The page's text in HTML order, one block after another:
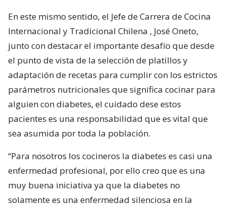
En este mismo sentido, el Jefe de Carrera de Cocina
Internacional y Tradicional Chilena , José Oneto,
junto con destacar el importante desafío que desde
el punto de vista de la selección de platillos y
adaptación de recetas para cumplir con los estrictos
parámetros nutricionales que significa cocinar para
alguien con diabetes, el cuidado dese estos
pacientes es una responsabilidad que es vital que
sea asumida por toda la población.
“Para nosotros los cocineros la diabetes es casi una
enfermedad profesional, por ello creo que es una
muy buena iniciativa ya que la diabetes no
solamente es una enfermedad silenciosa en la